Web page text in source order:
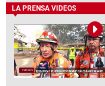
LA PRENSA VIDEOS